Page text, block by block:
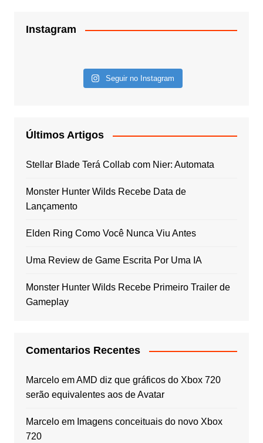
Instagram
Seguir no Instagram
Últimos Artigos
Stellar Blade Terá Collab com Nier: Automata
Monster Hunter Wilds Recebe Data de
Lançamento
Elden Ring Como Você Nunca Viu Antes
Uma Review de Game Escrita Por Uma IA
Monster Hunter Wilds Recebe Primeiro Trailer de
Gameplay
Comentarios Recentes
MarceloemAMD diz que gráficos do Xbox 720
serão equivalentes aos de Avatar
Marceloem Imagens conceituais do novo Xbox
720